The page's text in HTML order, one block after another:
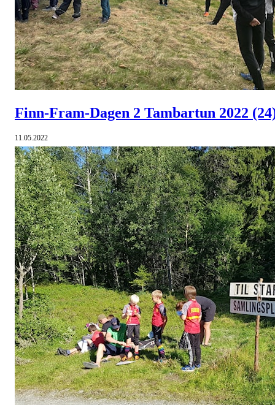
Finn-Fram-Dagen 2 Tambartun 2022
11.05.2022